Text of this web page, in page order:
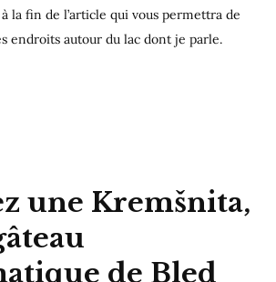
la fin de l’article qui vous permettra de
endroits autour du lac dont je parle.
une Kremšnita,
de Bled